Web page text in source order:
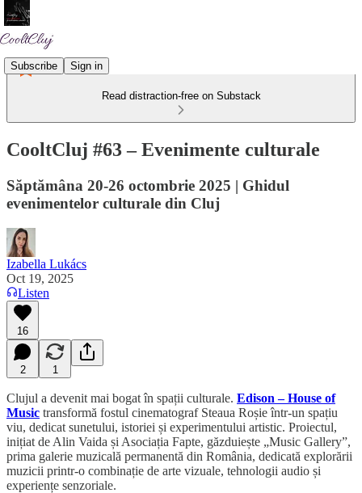
Subscribe Sign in
Read distraction-free on Substack
CooltCluj #63 – Evenimente culturale
Săptămâna 20-26 octombrie 2025 | Ghidul
evenimentelor culturale din Cluj
Izabella Lukács
Oct 19, 2025
Listen
16
2 1
Clujul a devenit mai bogat în spații culturale. Edison – House of
Music transformă fostul cinematograf Steaua Roșie într-un spațiu
viu, dedicat sunetului, istoriei și experimentului artistic. Proiectul,
inițiat de Alin Vaida și Asociația Fapte, găzduiește „Music Gallery”,
prima galerie muzicală permanentă din România, dedicată explorării
muzicii printr-o combinație de arte vizuale, tehnologii audio și
experiențe senzoriale.